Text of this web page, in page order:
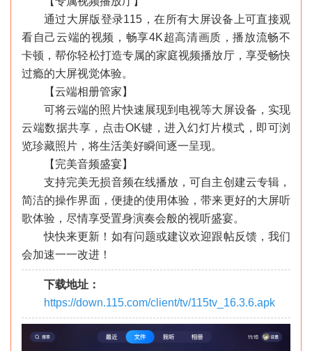
通过大屏版登录115，在所有大屏设备上可直接观
看自己云端的视频，畅享4K超高清画质，播放流畅不
卡顿，帮你轻松打造专属的家庭视频播放厅，享受畅快
过瘾的大屏视觉体验。
【云端相册管家】
可将云端的照片快速展现到电视等大屏设备，实现
云端数据共享，点击OK键，进入幻灯片模式，即可浏
览珍藏照片，将生活美好瞬间逐一呈现。
【完美音频盛宴】
支持完美无损音频在线播放，可自主创建云专辑，
简洁的操作界面，便捷的使用体验，带来更好的大屏听
歌体验，尽情享受置身演奏会般的视听盛宴。
快快来更新！如有问题或建议欢迎跟帖反馈，我们
会加速一一改进！
下载地址：
https://down.115.com/client/tv/115tv_16.3.6.apk